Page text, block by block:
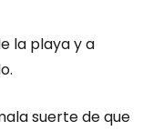
la playa y a
suerte de que